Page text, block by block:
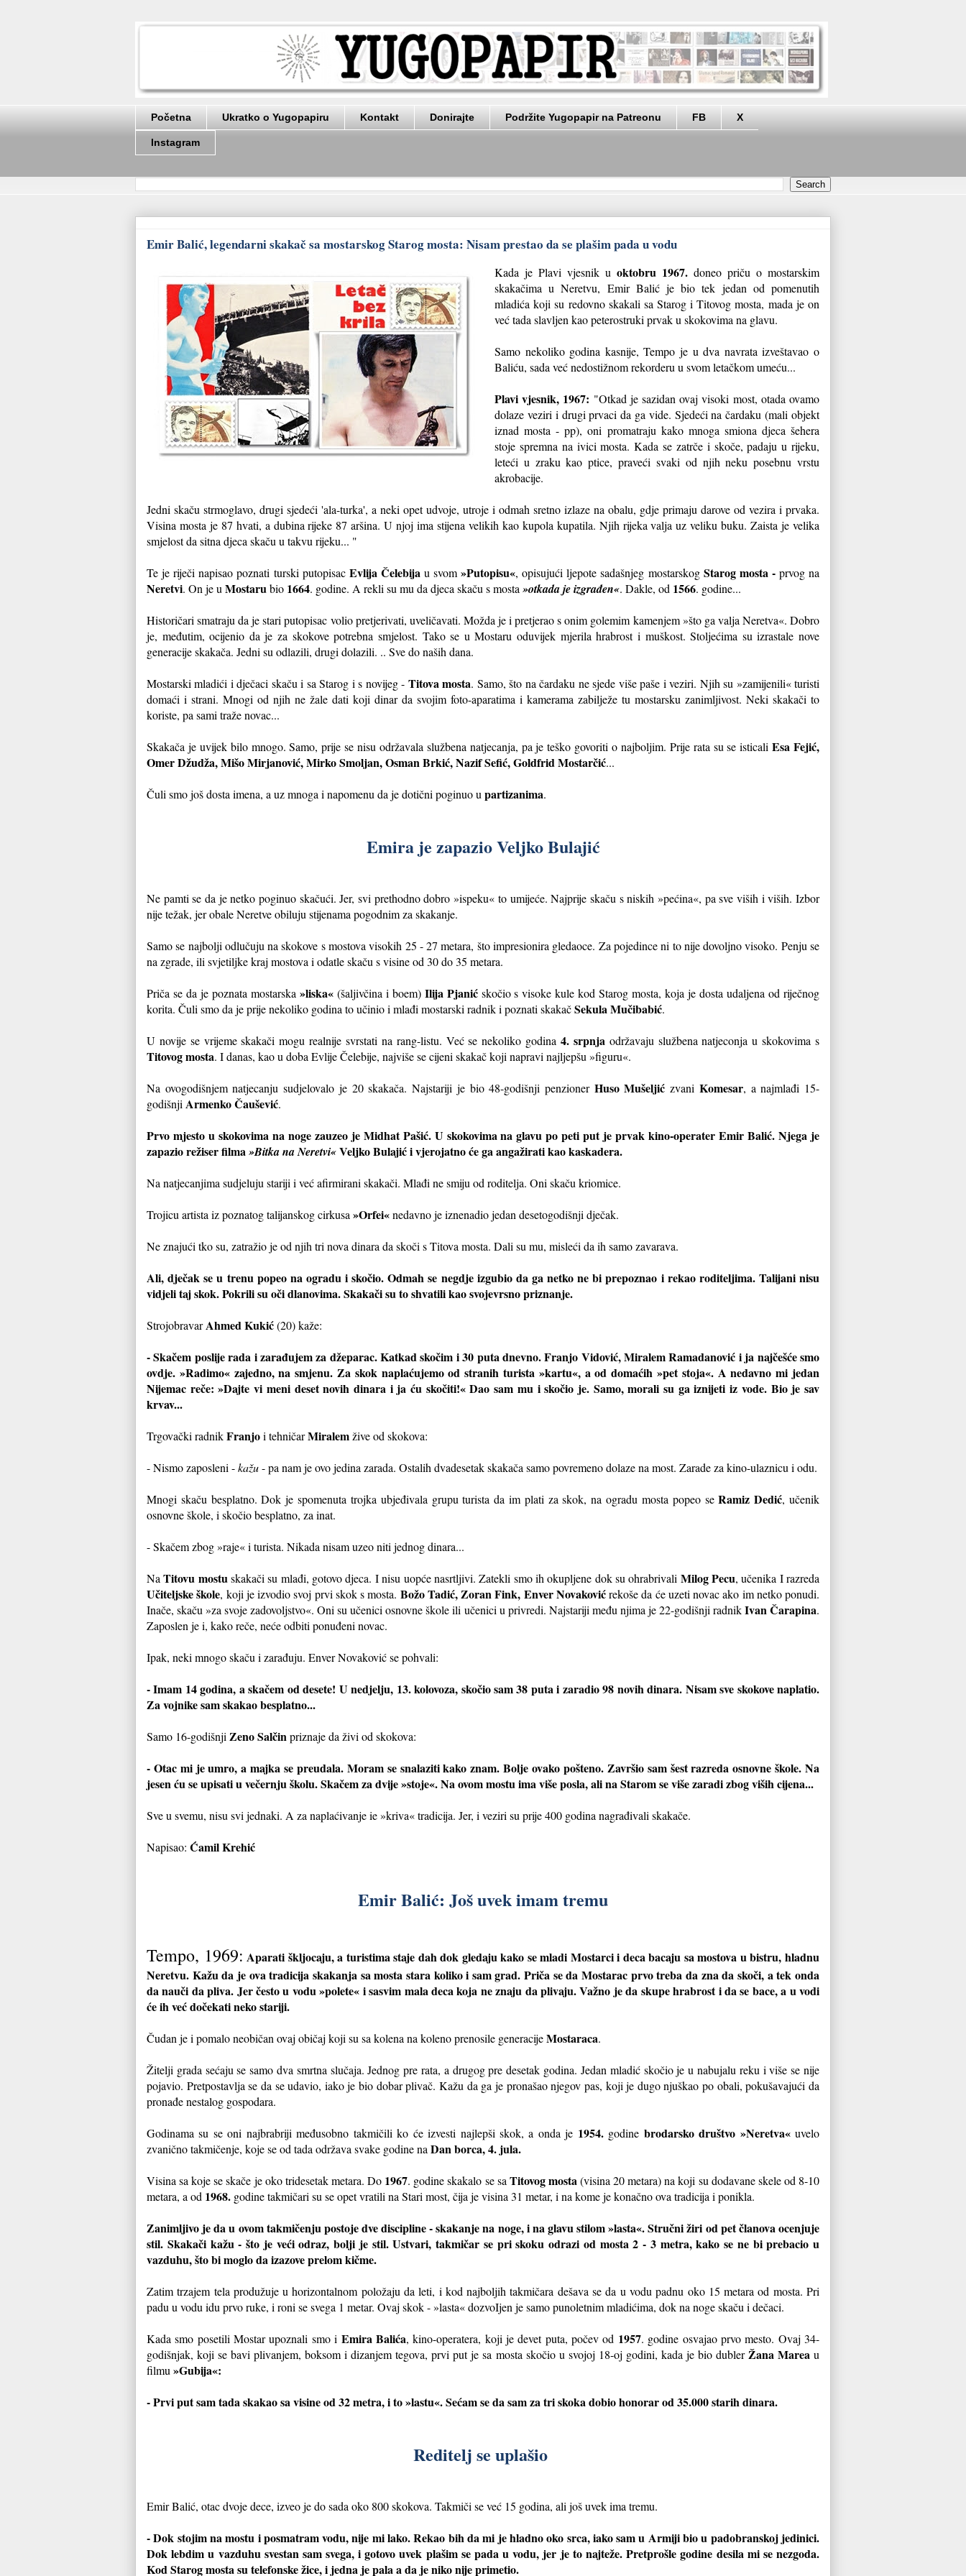
Početna Ukratko o Yugopapiru Kontakt Donirajte Podržite Yugopapir na Patreonu FB X
Instagram
Emir Balić, legendarni skakač sa mostarskog Starog mosta: Nisam prestao da se plašim pada u vodu
Kada je Plavi vjesnik u oktobru 1967. doneo priču o mostarskim
skakačima u Neretvu, Emir Balić je bio tek jedan od pomenutih
mladića koji su redovno skakali sa Starog i Titovog mosta, mada je on
već tada slavljen kao peterostruki prvak u skokovima na glavu.
Samo nekoliko godina kasnije, Tempo je u dva navrata izveštavao o
Baliću, sada već nedostižnom rekorderu u svom letačkom umeću...
Plavi vjesnik, 1967: "Otkad je sazidan ovaj visoki most, otada ovamo
dolaze veziri i drugi prvaci da ga vide. Sjedeći na čardaku (mali objekt
iznad mosta - pp), oni promatraju kako mnoga smiona djeca šehera
stoje spremna na ivici mosta. Kada se zatrče i skoče, padaju u rijeku,
leteći u zraku kao ptice, praveći svaki od njih neku posebnu vrstu
akrobacije.
Jedni skaču strmoglavo, drugi sjedeći 'ala-turka', a neki opet udvoje, utroje i odmah sretno izlaze na obalu, gdje primaju darove od vezira i prvaka.
Visina mosta je 87 hvati, a dubina rijeke 87 aršina. U njoj ima stijena velikih kao kupola kupatila. Njih rijeka valja uz veliku buku. Zaista je velika
smjelost da sitna djeca skaču u takvu rijeku... "
Te je riječi napisao poznati turski putopisac Evlija Čelebija u svom»Putopisu«, opisujući ljepote sadašnjeg mostarskog Starog mosta -prvog na
Neretvi. On je u Mostaru bio 1664. godine. A rekli su mu da djeca skaču s mosta »otkada je izgrađen«. Dakle, od 1566. godine...
Historičari smatraju da je stari putopisac volio pretjerivati, uveličavati. Možda je i pretjerao s onim golemim kamenjem »što ga valja Neretva«. Dobro
je, međutim, ocijenio da je za skokove potrebna smjelost. Tako se u Mostaru oduvijek mjerila hrabrost i muškost. Stoljećima su izrastale nove
generacije skakača. Jedni su odlazili, drugi dolazili. .. Sve do naših dana.
Mostarski mladići i dječaci skaču i sa Starog i s novijeg - Titova mosta. Samo, što na čardaku ne sjede više paše i veziri. Njih su »zamijenili« turisti
domaći i strani. Mnogi od njih ne žale dati koji dinar da svojim foto-aparatima i kamerama zabilježe tu mostarsku zanimljivost. Neki skakači to
koriste, pa sami traže novac...
Skakača je uvijek bilo mnogo. Samo, prije se nisu održavala službena natjecanja, pa je teško govoriti o najboljim. Prije rata su se isticaliEsa Fejić,
Omer Džudža, Mišo Mirjanović, Mirko Smoljan, Osman Brkić, Nazif Sefić, Goldfrid Mostarčić...
Čuli smo još dosta imena, a uz mnoga i napomenu da je dotični poginuo u partizanima.
Emira je zapazio Veljko Bulajić
Ne pamti se da je netko poginuo skačući. Jer, svi prethodno dobro »ispeku« to umijeće. Najprije skaču s niskih »pećina«, pa sve viših i viših. Izbor
nije težak, jer obale Neretve obiluju stijenama pogodnim za skakanje.
Samo se najbolji odlučuju na skokove s mostova visokih 25 - 27 metara, što impresionira gledaoce. Za pojedince ni to nije dovoljno visoko. Penju se
na zgrade, ili svjetiljke kraj mostova i odatle skaču s visine od 30 do 35 metara.
Priča se da je poznata mostarska »liska«(šaljivčina i boem) Ilija Pjanićskočio s visoke kule kod Starog mosta, koja je dosta udaljena od riječnog
korita. Čuli smo da je prije nekoliko godina to učinio i mlađi mostarski radnik i poznati skakačSekula Mučibabić.
U novije se vrijeme skakači mogu realnije svrstati na rang-listu. Već se nekoliko godina 4. srpnja održavaju službena natjeconja u skokovima s
Titovog mosta. I danas, kao u doba Evlije Čelebije, najviše se cijeni skakač koji napravi najljepšu »figuru«.
Na ovogodišnjem natjecanju sudjelovalo je 20 skakača. Najstariji je bio 48-godišnji penzioner Huso Mušeljić zvani Komesar, a najmlađi 15-
godišnji Armenko Čaušević.
Prvo mjesto u skokovima na noge zauzeo je Midhat Pašić. U skokovima na glavu po peti put je prvak kino-operater Emir Balić. Njega je
zapazio režiser filma »Bitka na Neretvi«Veljko Bulajić i vjerojatno će ga angažirati kao kaskadera.
Na natjecanjima sudjeluju stariji i već afirmirani skakači. Mlađi ne smiju od roditelja. Oni skaču kriomice.
Trojicu artista iz poznatog talijanskog cirkusa »Orfei«nedavno je iznenadio jedan desetogodišnji dječak.
Ne znajući tko su, zatražio je od njih tri nova dinara da skoči s Titova mosta. Dali su mu, misleći da ih samo zavarava.
Ali, dječak se u trenu popeo na ogradu i skočio. Odmah se negdje izgubio da ga netko ne bi prepoznao i rekao roditeljima. Talijani nisu
vidjeli taj skok. Pokrili su oči dlanovima. Skakači su to shvatili kao svojevrsno priznanje.
StrojobravarAhmed Kukić(20) kaže:
- Skačem poslije rada i zarađujem za džeparac. Katkad skočim i 30 puta dnevno. Franjo Vidović, Miralem Ramadanović i ja najčešće smo
ovdje. »Radimo« zajedno, na smjenu. Za skok naplaćujemo od stranih turista »kartu«, a od domaćih »pet stoja«. A nedavno mi jedan
Nijemac reče: »Dajte vi meni deset novih dinara i ja ću skočiti!« Dao sam mu i skočio je. Samo, morali su ga iznijeti iz vode. Bio je sav
krvav...
Trgovački radnikFranjoi tehničarMiralemžive od skokova:
- Nismo zaposleni -kažu- pa nam je ovo jedina zarada. Ostalih dvadesetak skakača samo povremeno dolaze na most. Zarade za kino-ulaznicu i odu.
Mnogi skaču besplatno. Dok je spomenuta trojka ubjeđivala grupu turista da im plati za skok, na ogradu mosta popeo seRamiz Dedić, učenik
osnovne škole, i skočio besplatno, za inat.
- Skačem zbog »raje« i turista. Nikada nisam uzeo niti jednog dinara...
NaTitovu mostu skakači su mlađi, gotovo djeca. I nisu uopće nasrtljivi. Zatekli smo ih okupljene dok su ohrabrivali Milog Pecu, učenika I razreda
Učiteljske škole, koji je izvodio svoj prvi skok s mosta. Božo Tadić, Zoran Fink, Enver Novakovićrekoše da će uzeti novac ako im netko ponudi.
Inače, skaču »za svoje zadovoljstvo«. Oni su učenici osnovne škole ili učenici u privredi. Najstariji među njima je 22-godišnji radnikIvan Čarapina.
Zaposlen je i, kako reče, neće odbiti ponuđeni novac.
Ipak, neki mnogo skaču i zarađuju. Enver Novaković se pohvali:
- Imam 14 godina, a skačem od desete! U nedjelju, 13. kolovoza, skočio sam 38 puta i zaradio 98 novih dinara. Nisam sve skokove naplatio.
Za vojnike sam skakao besplatno...
Samo 16-godišnji Zeno Salčin priznaje da živi od skokova:
- Otac mi je umro, a majka se preudala. Moram se snalaziti kako znam. Bolje ovako pošteno. Završio sam šest razreda osnovne škole. Na
jesen ću se upisati u večernju školu. Skačem za dvije »stoje«. Na ovom mostu ima više posla, ali na Starom se više zaradi zbog viših cijena...
Sve u svemu, nisu svi jednaki. A za naplaćivanje ie »kriva« tradicija. Jer, i veziri su prije 400 godina nagrađivali skakače.
Napisao: Ćamil Krehić
Emir Balić: Još uvek imam tremu
Tempo, 1969: Aparati škljocaju, a turistima staje dah dok gledaju kako se mladi Mostarci i deca bacaju sa mostova u bistru, hladnu
Neretvu. Kažu da je ova tradicija skakanja sa mosta stara koliko i sam grad. Priča se da Mostarac prvo treba da zna da skoči, a tek onda
da nauči da pliva. Jer često u vodu »polete« i sasvim mala deca koja ne znaju da plivaju. Važno je da skupe hrabrost i da se bace, a u vodi
će ih već dočekati neko stariji.
Čudan je i pomalo neobičan ovaj običaj koji su sa kolena na koleno prenosile generacijeMostaraca.
Žitelji grada sećaju se samo dva smrtna slučaja. Jednog pre rata, a drugog pre desetak godina. Jedan mladić skočio je u nabujalu reku i više se nije
pojavio. Pretpostavlja se da se udavio, iako je bio dobar plivač. Kažu da ga je pronašao njegov pas, koji je dugo njuškao po obali, pokušavajući da
pronađe nestalog gospodara.
Godinama su se oni najbrabriji međusobno takmičili ko će izvesti najlepši skok, a onda je 1954. godine brodarsko društvo »Neretva«uvelo
zvanično takmičenje, koje se od tada održava svake godine na Dan borca, 4. jula.
Visina sa koje se skače je oko tridesetak metara. Do 1967. godine skakalo se sa Titovog mosta (visina 20 metara) na koji su dodavane skele od 8-10
metara, a od 1968. godine takmičari su se opet vratili na Stari most, čija je visina 31 metar, i na kome je konačno ova tradicija i ponikla.
Zanimljivo je da u ovom takmičenju postoje dve discipline - skakanje na noge, i na glavu stilom »lasta«. Stručni žiri od pet članova ocenjuje
stil. Skakači kažu - što je veći odraz, bolji je stil. Ustvari, takmičar se pri skoku odrazi od mosta 2 - 3 metra, kako se ne bi prebacio u
vazduhu, što bi moglo da izazove prelom kičme.
Zatim trzajem tela produžuje u horizontalnom položaju da leti, i kod najboljih takmičara dešava se da u vodu padnu oko 15 metara od mosta. Pri
padu u vodu idu prvo ruke, i roni se svega 1 metar. Ovaj skok - »lasta« dozvoIjen je samo punoletnim mladićima, dok na noge skaču i dečaci.
Kada smo posetili Mostar upoznali smo i Emira Balića, kino-operatera, koji je devet puta, počev od 1957. godine osvajao prvo mesto. Ovaj 34-
godišnjak, koji se bavi plivanjem, boksom i dizanjem tegova, prvi put je sa mosta skočio u svojoj 18-oj godini, kada je bio dubler Žana Mareau
filmu »Gubija«:
- Prvi put sam tada skakao sa visine od 32 metra, i to »lastu«. Sećam se da sam za tri skoka dobio honorar od 35.000 starih dinara.
Reditelj se uplašio
Emir Balić, otac dvoje dece, izveo je do sada oko 800 skokova. Takmiči se već 15 godina, ali još uvek ima tremu.
- Dok stojim na mostu i posmatram vodu, nije mi lako. Rekao bih da mi je hladno oko srca, iako sam u Armiji bio u padobranskoj jedinici.
Dok lebdim u vazduhu svestan sam svega, i gotovo uvek plašim se pada u vodu, jer je to najteže. Pretprošle godine desila mi se nezgoda.
Kod Starog mosta su telefonske žice, i jedna je pala a da je niko nije primetio.